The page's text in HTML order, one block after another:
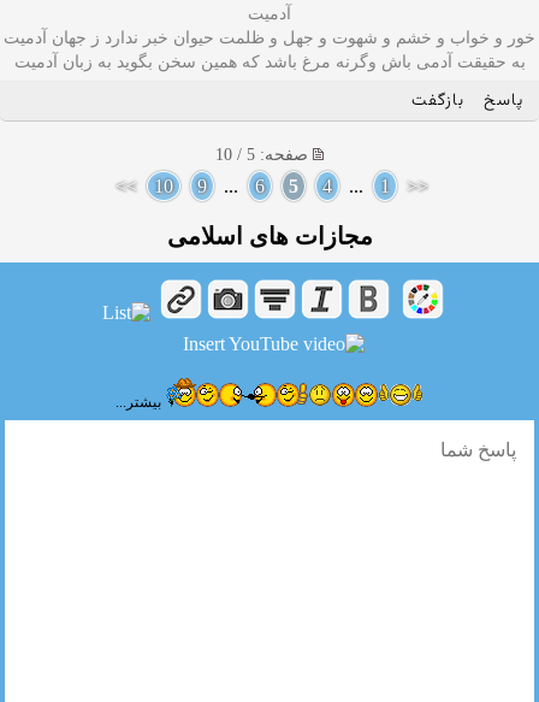
آدمیت
خور و خواب و خشم و شهوت و جهل و ظلمت حیوان خبر ندارد ز جهان آدمیت
به حقیقت آدمی باش وگرنه مرغ باشد که همین سخن بگوید به زبان آدميت
پاسخ بازگفت
صفحه: 5 / 10
<<
1
...
4
5
6
...
9
10
>>
مجازات های اسلامی
بیشتر...